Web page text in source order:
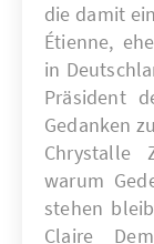
die damit
Étienne,
in
Präsident
Gedanken
Chrystalle
warum
stehen
Claire